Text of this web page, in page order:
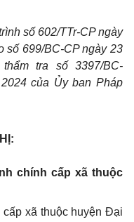
số 602/TTr-CP ngày
số 699/BC-CP ngày 23
tra số 3397/BC-
của Ủy ban Pháp
chính cấp xã thuộc
xã thuộc huyện Đại